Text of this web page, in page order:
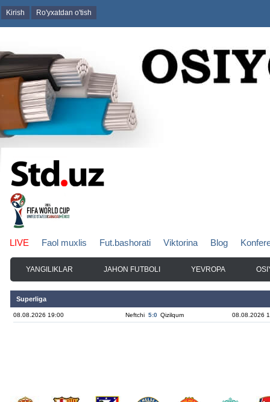
Kirish Ro'yxatdan o'tish
LIVE Faol muxlis Fut.bashorati Viktorina Blog
YANGILIKLAR JAHON FUTBOLI YEVROPA
Superliga
08.08.2026 19:00 Neftchi 5:0 Qizilqum 08.08.2026